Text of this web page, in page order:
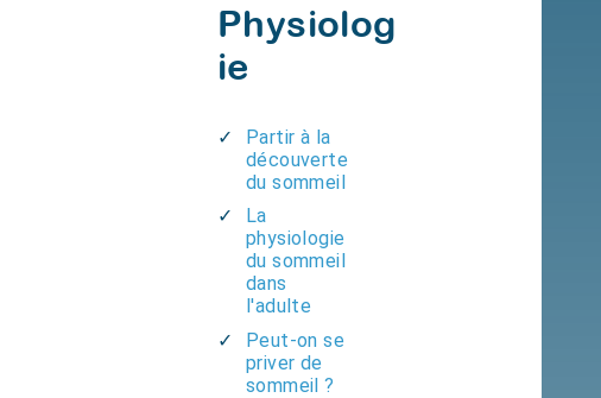
Physiolog
ie
Partir à la
découverte
du sommeil
La
physiologie
du sommeil
dans
l'adulte
Peut-on se
priver de
sommeil ?